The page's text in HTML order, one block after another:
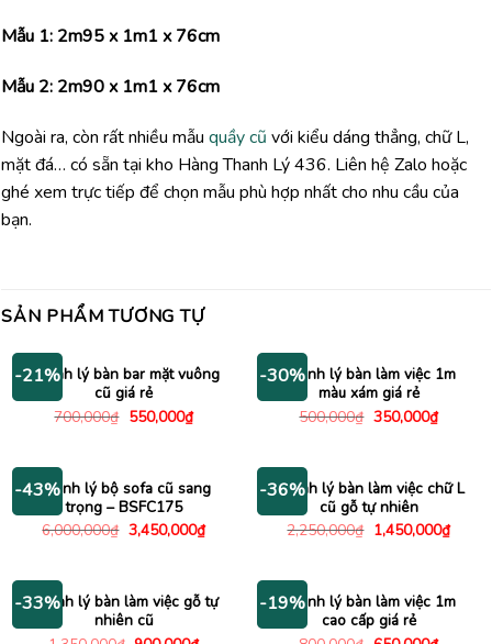
Mẫu 1: 2m95 x 1m1 x 76cm
Mẫu 2: 2m90 x 1m1 x 76cm
Ngoài ra, còn rất nhiều mẫu quầy cũ với kiểu dáng thẳng, chữ L,
mặt đá… có sẵn tại kho Hàng Thanh Lý 436. Liên hệ Zalo hoặc
ghé xem trực tiếp để chọn mẫu phù hợp nhất cho nhu cầu của
bạn.
SẢN PHẨM TƯƠNG TỰ
-21%
Thanh lý bàn bar mặt vuông
cũ giá rẻ
700,000₫ Giá
550,000₫Giá
hiện
550,000₫.
-30%Thanh lý bàn làm việc 1m
màu xám giá rẻ
500,000₫ Giá
350,000₫Giá
hiện
-43%Thanh lý bộ sofa cũ sang
trọng – BSFC175
6,000,000₫ Giá
gốc
3,450,000₫Giá
hiện
3,450,000₫.
-36%
Thanh lý bàn làm việc chữ L
cũ gỗ tự nhiên
2,250,000₫ Giá
gốc
1,450,000₫Giá
hiện
-33%
Thanh lý bàn làm việc gỗ tự
nhiên cũ
-19%Thanh lý bàn làm việc 1m
cao cấp giá rẻ